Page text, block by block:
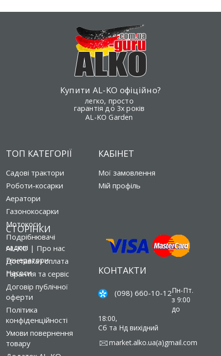
Купити AL-KO офіційно?
легко, просто
гарантія до 3х років
AL-KO Garden
ТОП КАТЕГОРІЇ
Садові трактори
Роботи-косарки
Аератори
Газонокосарки
Мотокоси
Подрібнювачі
садові
Генератори
Насоси
СТОРІНКИ
AL-KO | Про нас
Доставка і оплата
Гарантія та сервіс
Договір публічної
оферти
Політика
конфіденційності
Умови повернення
товару
КАБІНЕТ
Мої замовлення
Мій профіль
КОНТАКТИ
(098) 660-10-12Пн-Пт.
з 9:00
до
18:00,
Сб та Нд вихідний
market.alko.ua(a)gmail.com